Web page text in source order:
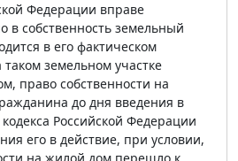
Федерации вправе
в собственность земельный
в его фактическом
земельном участке
право собственности на
до дня введения в
Российской Федерации
его в действие, при условии,